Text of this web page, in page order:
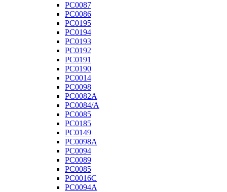
PC0087
PC0086
PC0195
PC0194
PC0193
PC0192
PC0191
PC0190
PC0014
PC0098
PC0082A
PC0084/A
PC0085
PC0185
PC0149
PC0098A
PC0094
PC0089
PC0085
PC0016C
PC0094A